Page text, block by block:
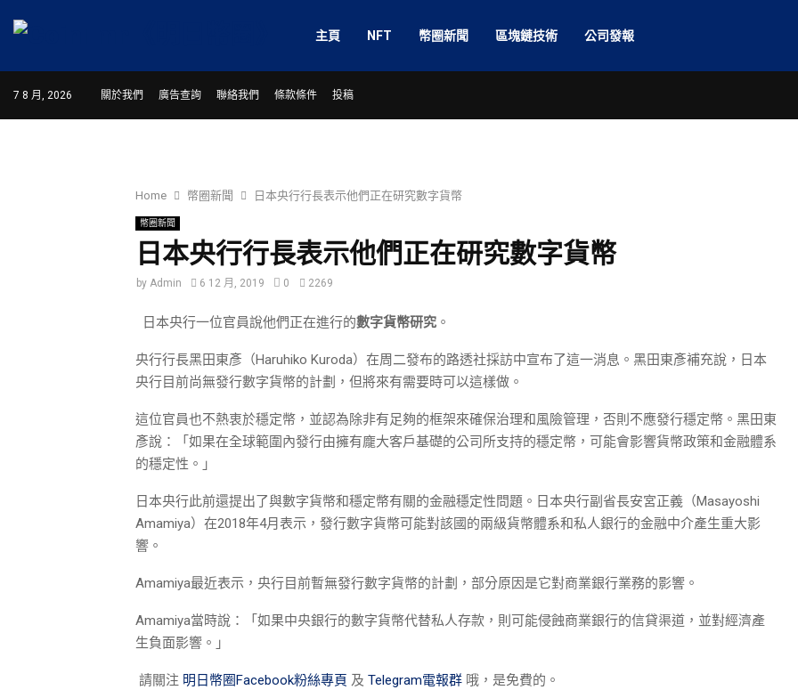
主頁 NFT 幣圈新聞 區塊鏈技術 公司發報
7 8 月, 2026 關於我們 廣告查詢 聯絡我們 條款條件 投稿
Home 幣圈新聞 日本央行行長表示他們正在研究數字貨幣
幣圈新聞
日本央行行長表示他們正在研究數字貨幣
by Admin 6 12 月, 2019 0 2269
日本央行一位官員說他們正在進行的數字貨幣研究 。
央行行長黑田東彥（Haruhiko Kuroda）在周二發布的路透社採訪中宣布了這一消息。黑田東彥補充說，日本
央行目前尚無發行數字貨幣的計劃，但將來有需要時可以這樣做。
這位官員也不熱衷於穩定幣，並認為除非有足夠的框架來確保治理和風險管理，否則不應發行穩定幣。黑田東
彥說：「如果在全球範圍內發行由擁有龐大客戶基礎的公司所支持的穩定幣，可能會影響貨幣政策和金融體系
的穩定性。」
日本央行此前還提出了與數字貨幣和穩定幣有關的金融穩定性問題。日本央行副省長安宮正義（Masayoshi
Amamiya）在2018年4月表示，發行數字貨幣可能對該國的兩級貨幣體系和私人銀行的金融中介產生重大影
響。
Amamiya最近表示，央行目前暫無發行數字貨幣的計劃，部分原因是它對商業銀行業務的影響。
Amamiya當時說：「如果中央銀行的數字貨幣代替私人存款，則可能侵蝕商業銀行的信貸渠道，並對經濟產
生負面影響。」
請關注 明日幣圈Facebook粉絲專頁 及 Telegram電報群 哦，是免費的。